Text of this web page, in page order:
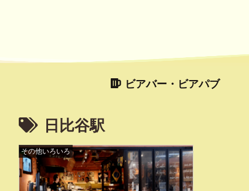
ビアバー・ビアパブ
日比谷駅
その他いろいろ